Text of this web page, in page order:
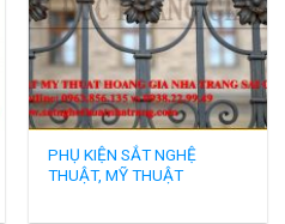
PHỤ KIỆN SẮT NGHỆ
THUẬT, MỸ THUẬT